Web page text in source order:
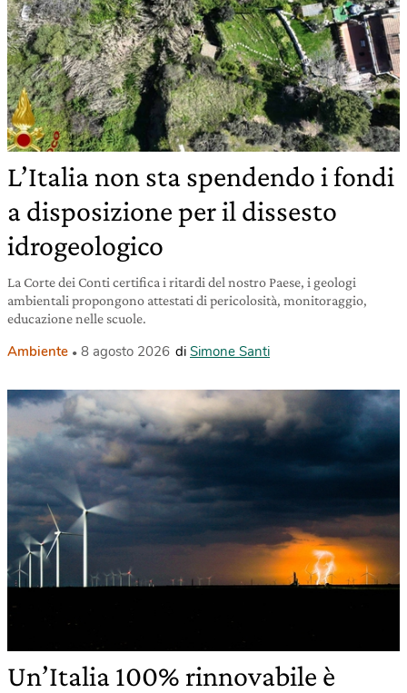
L’Italia non sta spendendo i fondi
a disposizione per il dissesto
idrogeologico
La Corte dei Conti certifica i ritardi del nostro Paese, i geologi
ambientali propongono attestati di pericolosità, monitoraggio,
educazione nelle scuole.
Ambiente 8 agosto 2026 di Simone Santi
Un’Italia 100% rinnovabile è